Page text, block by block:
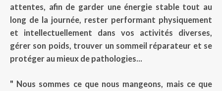
attentes, afin de garder une énergie stable tout au
long de la journée, rester performant physiquement
et intellectuellement dans vos activités diverses,
gérer son poids, trouver un sommeil réparateur et se
protéger au mieux de pathologies...
" Nous sommes ce que nous mangeons, mais ce que